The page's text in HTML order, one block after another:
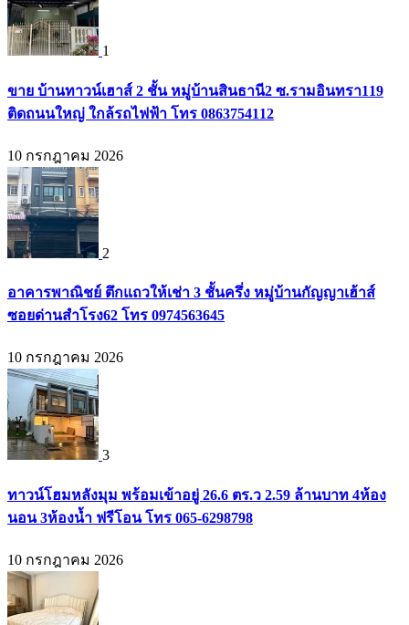
1
ขาย บ้านทาวน์เฮาส์ 2 ชั้น หมู่บ้านสินธานี2 ซ.รามอินทรา119
ติดถนนใหญ่ ใกล้รถไฟฟ้า โทร 0863754112
10 กรกฎาคม 2026
2
อาคารพาณิชย์ ตึกแถวให้เช่า 3 ชั้นครึ่ง หมู่บ้านกัญญาเฮ้าส์
ซอยด่านสำโรง62 โทร 0974563645
10 กรกฎาคม 2026
3
ทาวน์โฮมหลังมุม พร้อมเข้าอยู่ 26.6 ตร.ว 2.59 ล้านบาท 4ห้อง
นอน 3ห้องน้ำ ฟรีโอน โทร 065-6298798
10 กรกฎาคม 2026